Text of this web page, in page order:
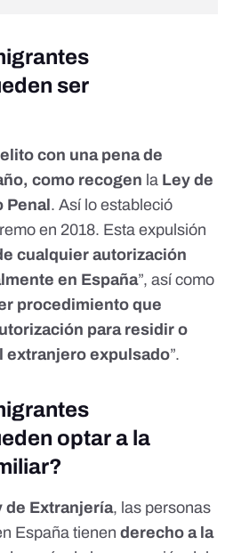
ser
con una pena de
como recogen la Ley de
Penal. Así lo estableció
en 2018. Esta expulsión
cualquier autorización
en España”, así como
procedimiento que
para residir o
extranjero expulsado”.
optar a la
de Extranjería, las personas
España tienen derecho a la